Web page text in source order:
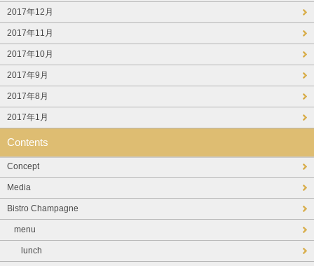
2017年12月
2017年11月
2017年10月
2017年9月
2017年8月
2017年1月
Contents
Concept
Media
Bistro Champagne
menu
lunch